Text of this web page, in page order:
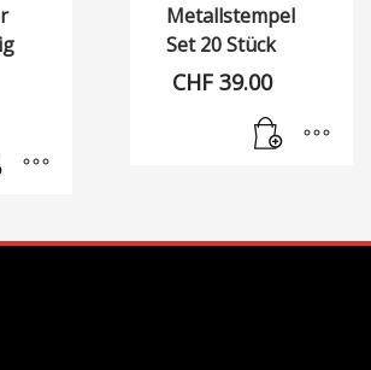
Metallstempel
Set 20 Stück
CHF39.00